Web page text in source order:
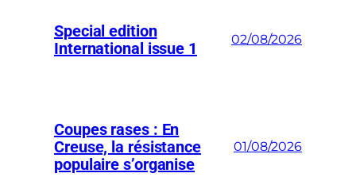
Special edition
International issue 1
02/08/2026
Coupes rases : En
Creuse, la résistance
populaire s’organise
01/08/2026